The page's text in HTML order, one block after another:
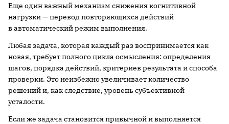
Еще один важный механизм снижения когнитивной
нагрузки — перевод повторяющихся действий
в автоматический режим выполнения.
Любая задача, которая каждый раз воспринимается как
новая, требует полного цикла осмысления: определения
шагов, порядка действий, критериев результата и способа
проверки. Это неизбежно увеличивает количество
решений и, как следствие, уровень субъективной
усталости.
Если же задача становится привычной и выполняется